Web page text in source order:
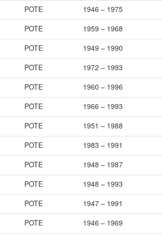
POTE
1946 – 1975
POTE
1959 – 1968
POTE
1949 – 1990
POTE
1972 – 1993
POTE
1960 – 1996
POTE
1966 – 1993
POTE
1951 – 1988
POTE
1983 – 1991
POTE
1948 – 1987
POTE
1948 – 1993
POTE
1947 – 1991
POTE
1946 – 1969